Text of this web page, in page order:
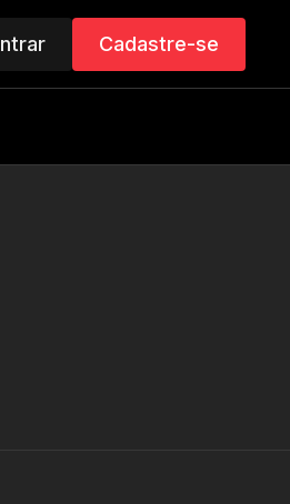
Cadastre-se